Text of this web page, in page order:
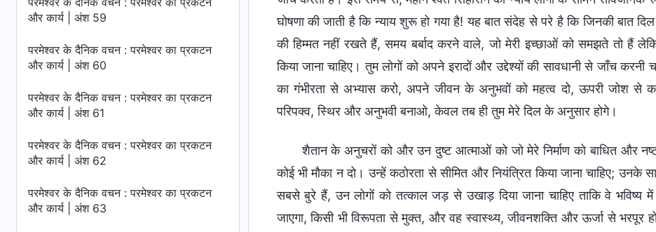
और कार्य | अंश 59
परमेश्वर के दैनिक वचन : परमेश्वर का प्रकटन
और कार्य | अंश 60
परमेश्वर के दैनिक वचन : परमेश्वर का प्रकटन
और कार्य | अंश 61
परमेश्वर के दैनिक वचन : परमेश्वर का प्रकटन
और कार्य | अंश 62
परमेश्वर के दैनिक वचन : परमेश्वर का प्रकटन
और कार्य | अंश 63
घोषणा की जाती है कि न्याय शुरू हो गया है! यह बात संदेह से परे है कि जिनकी बात
की हिम्मत नहीं रखते हैं, समय बर्बाद करने वाले, जो मेरी इच्छाओं को समझते तो हैं
किया जाना चाहिए। तुम लोगों को अपने इरादों और उद्देश्यों की सावधानी से जाँच
का गंभीरता से अभ्यास करो, अपने जीवन के अनुभवों को महत्व दो, ऊपरी जोश से
परिपक्व, स्थिर और अनुभवी बनाओ, केवल तब ही तुम मेरे दिल के अनुसार होगे।
शैतान के अनुचरों को और उन दुष्ट आत्माओं को जो मेरे निर्माण को बाधित और
कोई भी मौका न दो। उन्हें कठोरता से सीमित और नियंत्रित किया जाना चाहिए;
सबसे बुरे हैं, उन लोगों को तत्काल जड़ से उखाड़ दिया जाना चाहिए ताकि वे
जाएगा, किसी भी विरूपता से मुक्त, और वह स्वास्थ्य, जीवनशक्ति और ऊर्जा से भरपूर